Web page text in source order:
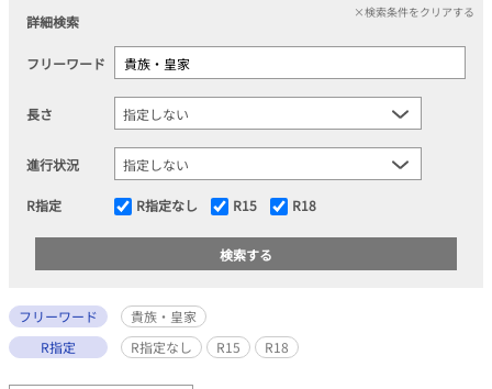
詳細検索
×検索条件をクリアする
フリーワード
長さ
進行状況
R指定 R指定なし R15 R18
フリーワード
貴族・皇家
R指定
R指定なし R15 R18